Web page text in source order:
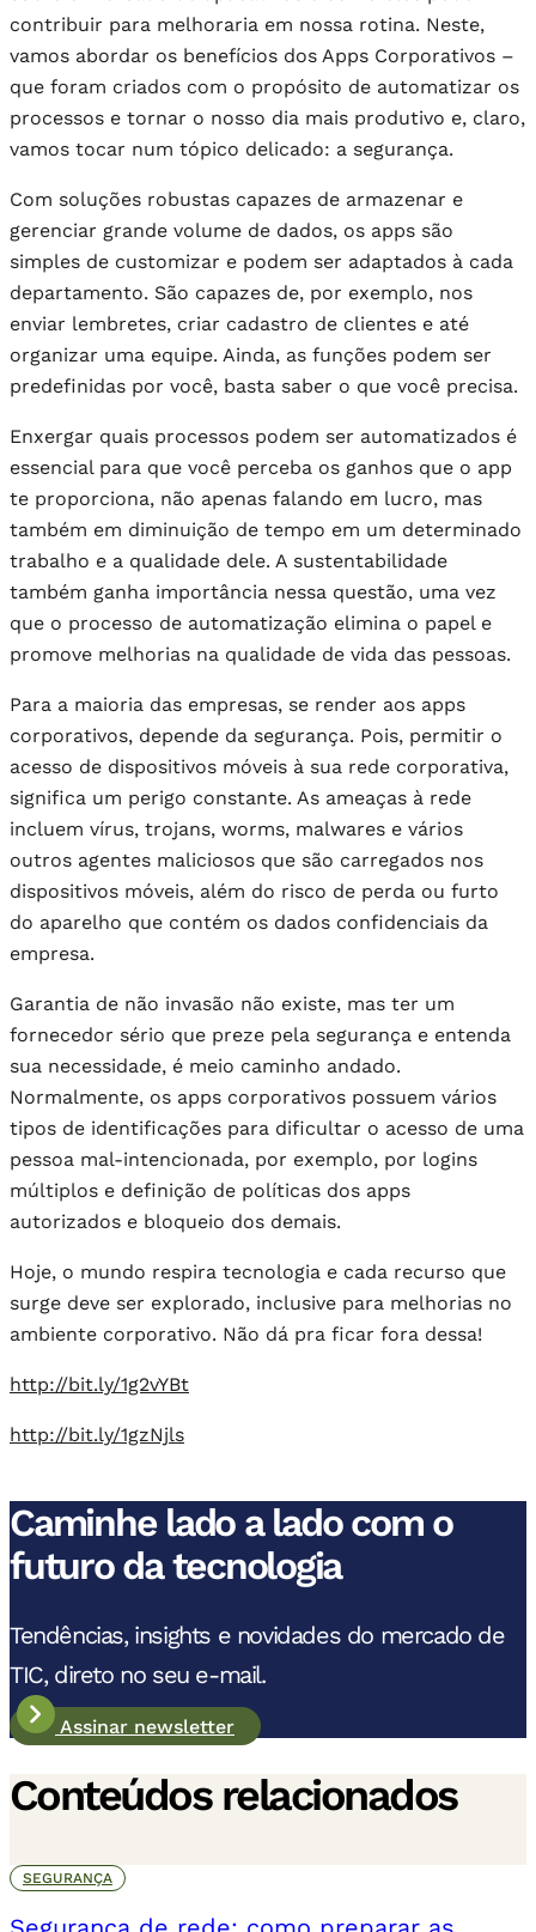
contribuir para melhoraria em nossa rotina. Neste,
vamos abordar os benefícios dos Apps Corporativos –
que foram criados com o propósito de automatizar os
processos e tornar o nosso dia mais produtivo e, claro,
vamos tocar num tópico delicado: a segurança.
Com soluções robustas capazes de armazenar e
gerenciar grande volume de dados, os apps são
simples de customizar e podem ser adaptados à cada
departamento. São capazes de, por exemplo, nos
enviar lembretes, criar cadastro de clientes e até
organizar uma equipe. Ainda, as funções podem ser
predefinidas por você, basta saber o que você precisa.
Enxergar quais processos podem ser automatizados é
essencial para que você perceba os ganhos que o app
te proporciona, não apenas falando em lucro, mas
também em diminuição de tempo em um determinado
trabalho e a qualidade dele. A sustentabilidade
também ganha importância nessa questão, uma vez
que o processo de automatização elimina o papel e
promove melhorias na qualidade de vida das pessoas.
Para a maioria das empresas, se render aos apps
corporativos, depende da segurança. Pois, permitir o
acesso de dispositivos móveis à sua rede corporativa,
significa um perigo constante. As ameaças à rede
incluem vírus, trojans, worms, malwares e vários
outros agentes maliciosos que são carregados nos
dispositivos móveis, além do risco de perda ou furto
do aparelho que contém os dados confidenciais da
empresa.
Garantia de não invasão não existe, mas ter um
fornecedor sério que preze pela segurança e entenda
sua necessidade, é meio caminho andado.
Normalmente, os apps corporativos possuem vários
tipos de identificações para dificultar o acesso de uma
pessoa mal-intencionada, por exemplo, por logins
múltiplos e definição de políticas dos apps
autorizados e bloqueio dos demais.
Hoje, o mundo respira tecnologia e cada recurso que
surge deve ser explorado, inclusive para melhorias no
ambiente corporativo. Não dá pra ficar fora dessa!
http://bit.ly/1g2vYBt
http://bit.ly/1gzNjls
Caminhe lado a lado com o
futuro da tecnologia
Tendências, insights e novidades do mercado de
TIC, direto no seu e-mail.
Assinar newsletter
Conteúdos relacionados
SEGURANÇA